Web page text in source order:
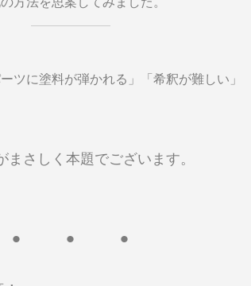
ツに塗料が弾かれる」「希釈が難しい」
まさしく本題でございます。